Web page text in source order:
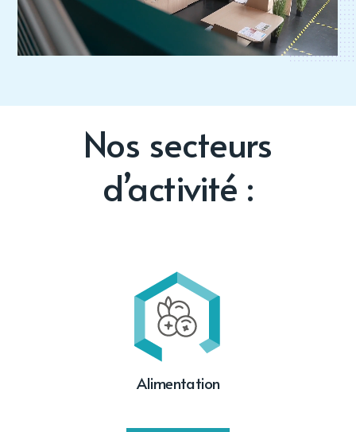
Nos secteurs
d’activité :
Alimentation